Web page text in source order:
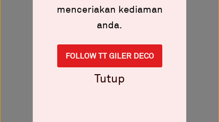
menceriakan kediaman
anda.
FOLLOW TT GILER DECO
Tutup